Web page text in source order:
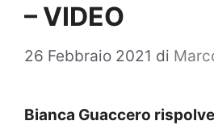
– VIDEO
26 Febbraio 2021 di
Bianca Guaccero